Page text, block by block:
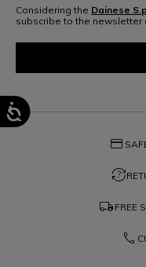
Considering the Dainese
subscribe to the newsletter
credit_card
question_exchange
local_shipping FREE
phone